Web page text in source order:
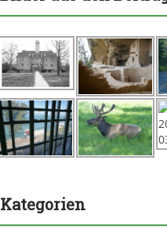
Kategorien